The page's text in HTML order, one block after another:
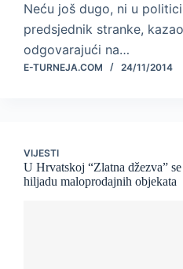
Neću još dugo, ni u
predsjednik stranke,
odgovarajući na…
E-TURNEJA.COM 24/11/2014
VIJESTI
U Hrvatskoj “Zlatna džezva”
hiljadu maloprodajnih objekata